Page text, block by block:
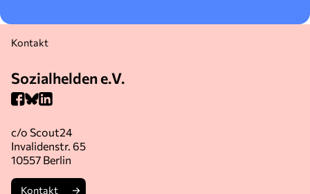
Kontakt
Sozialhelden e.V.
c/o Scout24
Invalidenstr. 65
10557 Berlin
Kontakt